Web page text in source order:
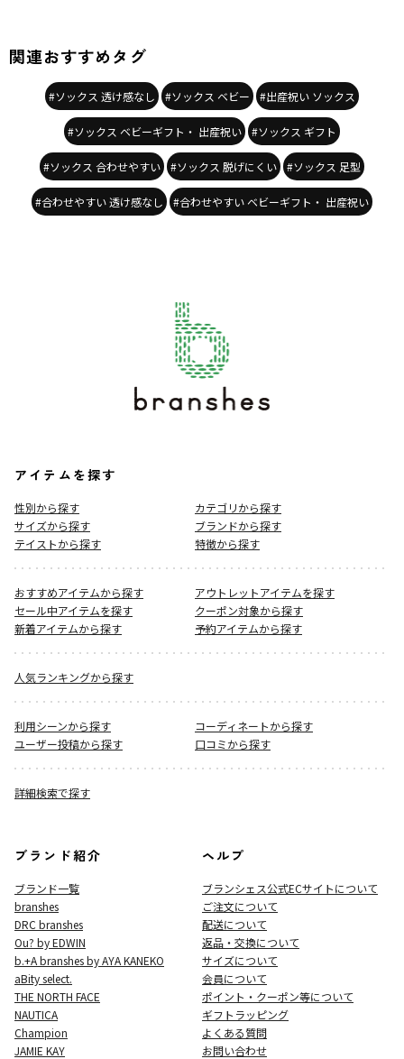
関連おすすめタグ
#ソックス 透け感なし #ソックス ベビー #出産祝い ソックス
#ソックス ベビーギフト・ 出産祝い #ソックス ギフト
#ソックス 合わせやすい #ソックス 脱げにくい #ソックス 足型
#合わせやすい 透け感なし #合わせやすい ベビーギフト・ 出産祝い
アイテムを探す
性別から探す
カテゴリから探す
サイズから探す
ブランドから探す
テイストから探す
特徴から探す
おすすめアイテムから探す
アウトレットアイテムを探す
セール中アイテムを探す
クーポン対象から探す
新着アイテムから探す
予約アイテムから探す
人気ランキングから探す
利用シーンから探す
コーディネートから探す
ユーザー投稿から探す
口コミから探す
詳細検索で探す
ブランド紹介
ブランド一覧
branshes
DRC branshes
Ou? by EDWIN
b.+A branshes by AYA KANEKO
aBity select.
THE NORTH FACE
NAUTICA
Champion
JAMIE KAY
ヘルプ
ブランシェス公式ECサイトについて
ご注文について
配送について
返品・交換について
サイズについて
会員について
ポイント・クーポン等について
ギフトラッピング
よくある質問
お問い合わせ